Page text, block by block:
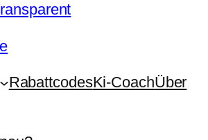
RabattcodesKi-CoachÜber